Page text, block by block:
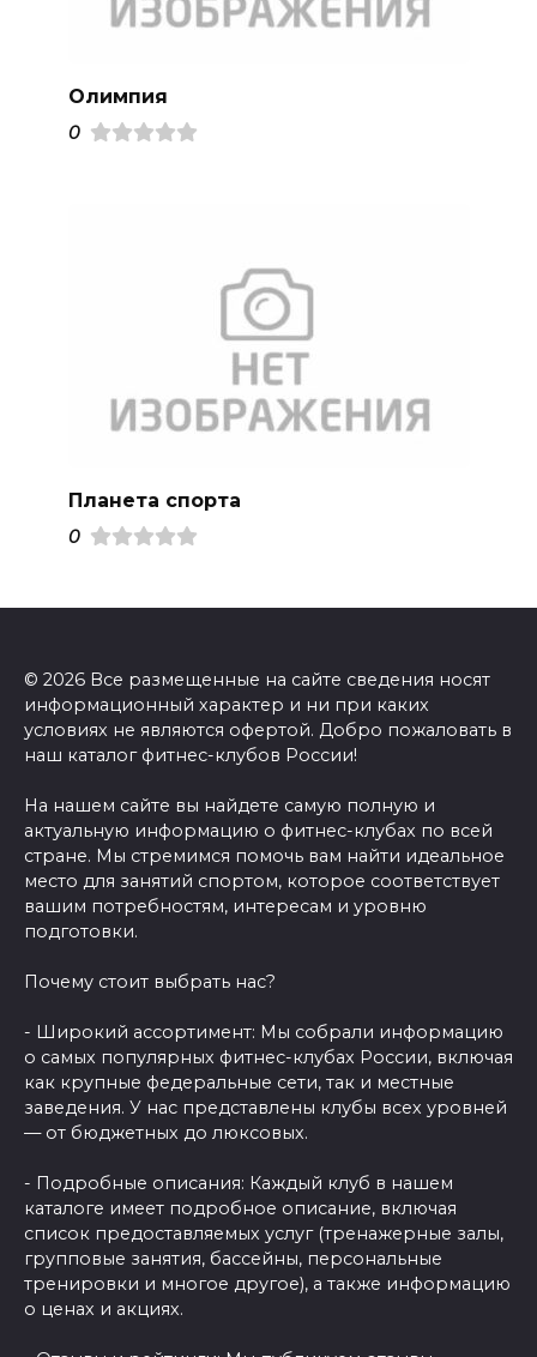
Олимпия
0
Планета спорта
0
© 2026 Все размещенные на сайте сведения носят
информационный характер и ни при каких
условиях не являются офертой. Добро пожаловать в
наш каталог фитнес-клубов России!
На нашем сайте вы найдете самую полную и
актуальную информацию о фитнес-клубах по всей
стране. Мы стремимся помочь вам найти идеальное
место для занятий спортом, которое соответствует
вашим потребностям, интересам и уровню
подготовки.
Почему стоит выбрать нас?
- Широкий ассортимент: Мы собрали информацию
о самых популярных фитнес-клубах России, включая
как крупные федеральные сети, так и местные
заведения. У нас представлены клубы всех уровней
— от бюджетных до люксовых.
- Подробные описания: Каждый клуб в нашем
каталоге имеет подробное описание, включая
список предоставляемых услуг (тренажерные залы,
групповые занятия, бассейны, персональные
тренировки и многое другое), а также информацию
о ценах и акциях.